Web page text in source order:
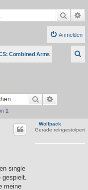
Suche
Anmelden
Combined Arms
Suche
1
Wolfpack
Gerade reingestolpert
single
meine